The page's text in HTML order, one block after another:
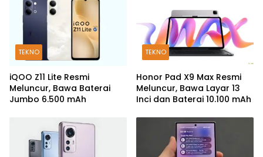
TEKNO
iQOO Z11 Lite Resmi
Meluncur, Bawa Baterai
Jumbo 6.500 mAh
TEKNO
Honor Pad X9 Max Resmi
Meluncur, Bawa Layar 13
Inci dan Baterai 10.100 mAh